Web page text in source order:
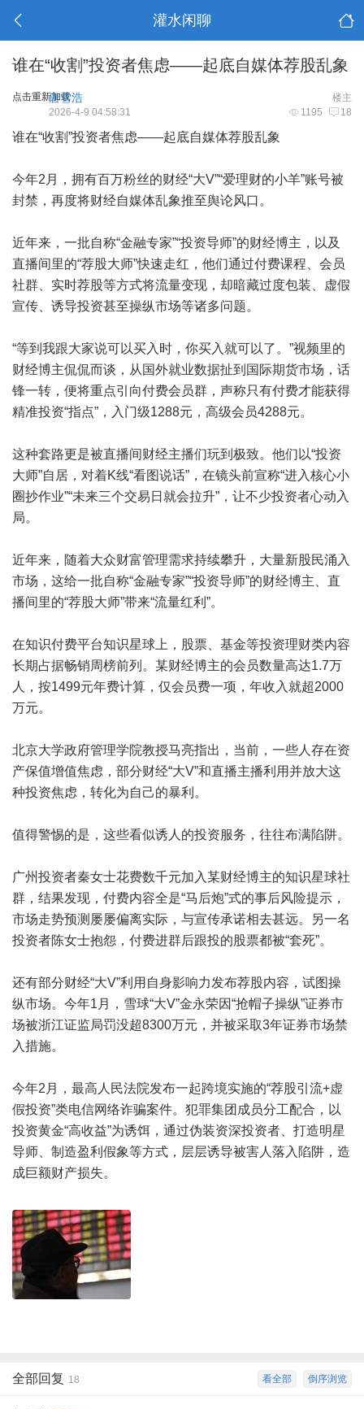
灌水闲聊
谁在“收割”投资者焦虑——起底自媒体荐股乱象
点击重新加载 楼主
唐雪浩
1195 18
2026-4-9 04:58:31
谁在“收割”投资者焦虑——起底自媒体荐股乱象
今年2月，拥有百万粉丝的财经“大V”“爱理财的小羊”账号被
封禁，再度将财经自媒体乱象推至舆论风口。
近年来，一批自称“金融专家”“投资导师”的财经博主，以及
直播间里的“荐股大师”快速走红，他们通过付费课程、会员
社群、实时荐股等方式将流量变现，却暗藏过度包装、虚假
宣传、诱导投资甚至操纵市场等诸多问题。
“等到我跟大家说可以买入时，你买入就可以了。”视频里的
财经博主侃侃而谈，从国外就业数据扯到国际期货市场，话
锋一转，便将重点引向付费会员群，声称只有付费才能获得
精准投资“指点”，入门级1288元，高级会员4288元。
这种套路更是被直播间财经主播们玩到极致。他们以“投资
大师”自居，对着K线“看图说话”，在镜头前宣称“进入核心小
圈抄作业”“未来三个交易日就会拉升”，让不少投资者心动入
局。
近年来，随着大众财富管理需求持续攀升，大量新股民涌入
市场，这给一批自称“金融专家”“投资导师”的财经博主、直
播间里的“荐股大师”带来“流量红利”。
在知识付费平台知识星球上，股票、基金等投资理财类内容
长期占据畅销周榜前列。某财经博主的会员数量高达1.7万
人，按1499元年费计算，仅会员费一项，年收入就超2000
万元。
北京大学政府管理学院教授马亮指出，当前，一些人存在资
产保值增值焦虑，部分财经“大V”和直播主播利用并放大这
种投资焦虑，转化为自己的暴利。
值得警惕的是，这些看似诱人的投资服务，往往布满陷阱。
广州投资者秦女士花费数千元加入某财经博主的知识星球社
群，结果发现，付费内容全是“马后炮”式的事后风险提示，
市场走势预测屡屡偏离实际，与宣传承诺相去甚远。另一名
投资者陈女士抱怨，付费进群后跟投的股票都被“套死”。
还有部分财经“大V”利用自身影响力发布荐股内容，试图操
纵市场。今年1月，雪球“大V”金永荣因“抢帽子操纵”证券市
场被浙江证监局罚没超8300万元，并被采取3年证券市场禁
入措施。
今年2月，最高人民法院发布一起跨境实施的“荐股引流+虚
假投资”类电信网络诈骗案件。犯罪集团成员分工配合，以
投资黄金“高收益”为诱饵，通过伪装资深投资者、打造明星
导师、制造盈利假象等方式，层层诱导被害人落入陷阱，造
成巨额财产损失。
倒序浏览
看全部
全部回复 18